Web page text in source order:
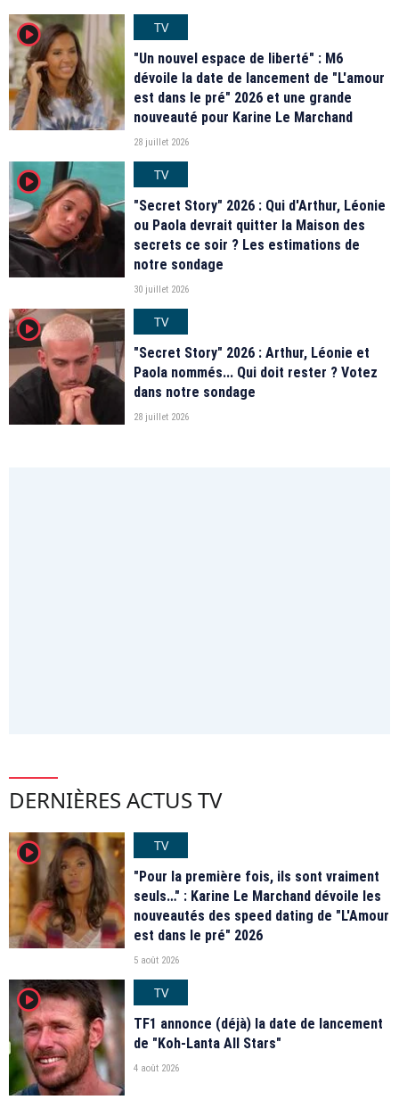
player2
TV
"Un nouvel espace de liberté" : M6
dévoile la date de lancement de "L'amour
est dans le pré" 2026 et une grande
nouveauté pour Karine Le Marchand
28 juillet 2026
player2
TV
"Secret Story" 2026 : Qui d'Arthur, Léonie
ou Paola devrait quitter la Maison des
secrets ce soir ? Les estimations de
notre sondage
30 juillet 2026
player2
TV
"Secret Story" 2026 : Arthur, Léonie et
Paola nommés... Qui doit rester ? Votez
dans notre sondage
28 juillet 2026
DERNIÈRES ACTUS TV
player2
TV
"Pour la première fois, ils sont vraiment
seuls…" : Karine Le Marchand dévoile les
nouveautés des speed dating de "L'Amour
est dans le pré" 2026
5 août 2026
player2
TV
TF1 annonce (déjà) la date de lancement
de "Koh-Lanta All Stars"
4 août 2026